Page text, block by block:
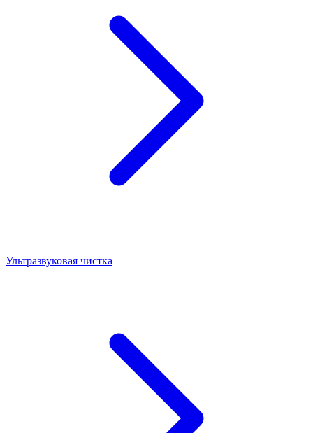
Ультразвуковая чистка